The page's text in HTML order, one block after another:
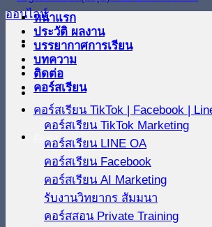
คอร์สเรียน TikTok | Facebook |
หน้าแรก
ประวัติ ผลงาน
บรรยากาศการเรียน
บทความ
ติดต่อ
คอร์สเรียน
คอร์สเรียน TikTok Marketing
คอร์สเรียน LINE OA
คอร์สเรียน Facebook
คอร์สเรียน AI Marketing
รับงานวิทยากร สัมมนา
คอร์สสอน Private Training